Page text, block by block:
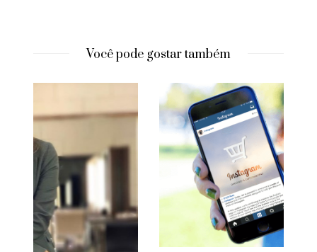
Você pode gostar também